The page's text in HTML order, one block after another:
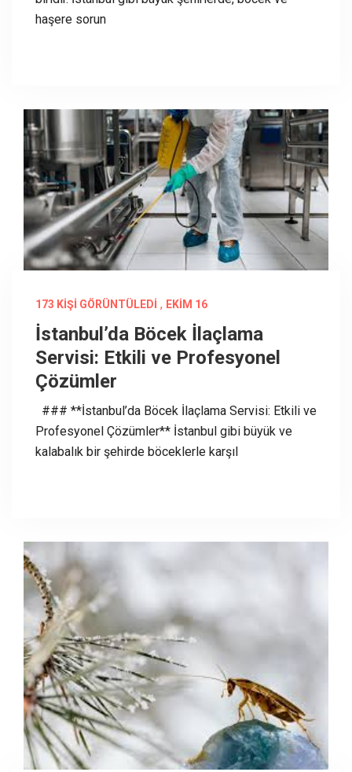
haşere sorun
173 KIŞI GÖRÜNTÜLEDI , EKIM 16
İstanbul’da Böcek İlaçlama
Servisi: Etkili ve Profesyonel
Çözümler
### **İstanbul’da Böcek İlaçlama Servisi: Etkili ve
Profesyonel Çözümler** İstanbul gibi büyük ve
kalabalık bir şehirde böceklerle karşıl